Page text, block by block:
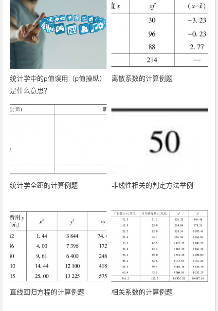
统计学中的p值误用（p值操纵）
是什么意思？
离散系数的计算例题
统计学全距的计算例题 非线性相关的判定方法举例
直线回归方程的计算例题 相关系数的计算例题